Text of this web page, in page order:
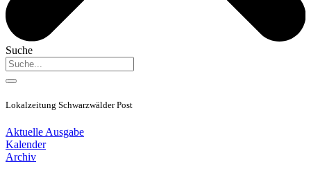
Suche
Lokalzeitung Schwarzwälder Post
Aktuelle Ausgabe
Kalender
Archiv